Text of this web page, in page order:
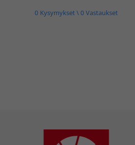
0 Kysymykset \ 0 Vastaukset